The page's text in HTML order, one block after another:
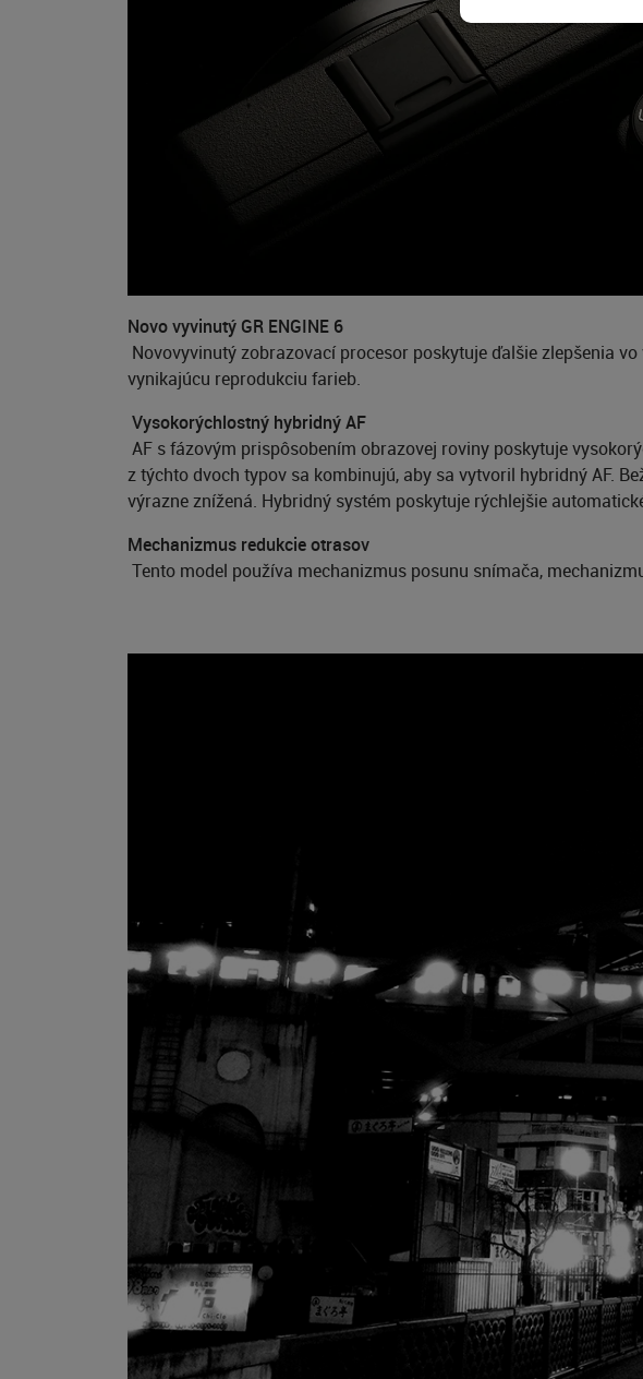
Novo vyvinutý GR ENGINE 6
Novovyvinutý zobrazovací procesor poskytuje ďalšie zlepšenia
vynikajúcu reprodukciu farieb.
Vysokorýchlostný hybridný AF
AF s fázovým prispôsobením obrazovej roviny poskytuje
z týchto dvoch typov sa kombinujú, aby sa vytvoril hybridný AF.
výrazne znížená. Hybridný systém poskytuje rýchlejšie
Mechanizmus redukcie otrasov
Tento model používa mechanizmus posunu snímača,